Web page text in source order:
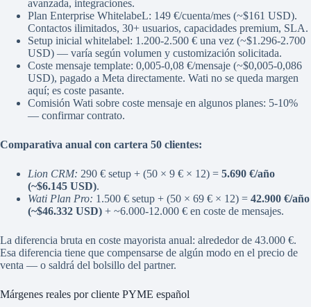
avanzada, integraciones.
Plan Enterprise WhitelabeL: 149 €/cuenta/mes (~$161 USD).
Contactos ilimitados, 30+ usuarios, capacidades premium, SLA.
Setup inicial whitelabel: 1.200-2.500 € una vez (~$1.296-2.700
USD) — varía según volumen y customización solicitada.
Coste mensaje template: 0,005-0,08 €/mensaje (~$0,005-0,086
USD), pagado a Meta directamente. Wati no se queda margen
aquí; es coste pasante.
Comisión Wati sobre coste mensaje en algunos planes: 5-10%
— confirmar contrato.
Comparativa anual con cartera 50 clientes:
Lion CRM: 290 € setup + (50 × 9 € × 12) = 5.690 €/año
(~$6.145 USD).
Wati Plan Pro: 1.500 € setup + (50 × 69 € × 12) = 42.900 €/año
(~$46.332 USD) + ~6.000-12.000 € en coste de mensajes.
La diferencia bruta en coste mayorista anual: alrededor de 43.000 €.
Esa diferencia tiene que compensarse de algún modo en el precio de
venta — o saldrá del bolsillo del partner.
Márgenes reales por cliente PYME español